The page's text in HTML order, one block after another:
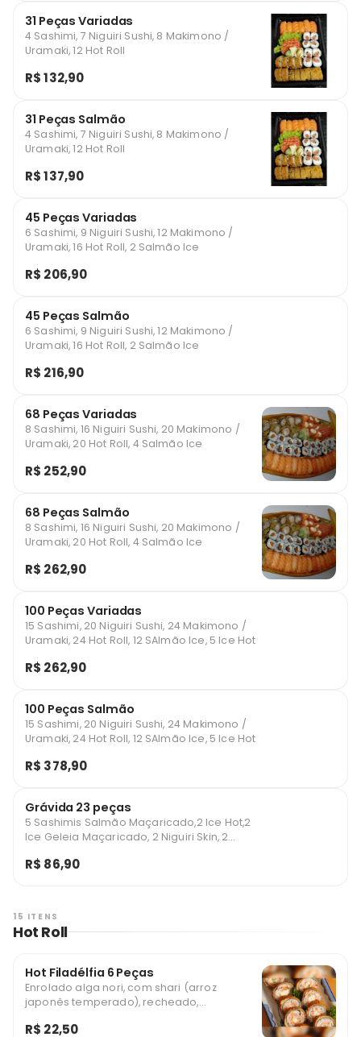
31 Peças Variadas
4 Sashimi, 7 Niguiri Sushi, 8 Makimono /
Uramaki, 12 Hot Roll
R$ 132,90
31 Peças Salmão
4 Sashimi, 7 Niguiri Sushi, 8 Makimono /
Uramaki, 12 Hot Roll
R$ 137,90
45 Peças Variadas
6 Sashimi, 9 Niguiri Sushi, 12 Makimono /
Uramaki, 16 Hot Roll, 2 Salmão Ice
R$ 206,90
45 Peças Salmão
6 Sashimi, 9 Niguiri Sushi, 12 Makimono /
Uramaki, 16 Hot Roll, 2 Salmão Ice
R$ 216,90
68 Peças Variadas
8 Sashimi, 16 Niguiri Sushi, 20 Makimono /
Uramaki, 20 Hot Roll, 4 Salmão Ice
R$ 252,90
68 Peças Salmão
8 Sashimi, 16 Niguiri Sushi, 20 Makimono /
Uramaki, 20 Hot Roll, 4 Salmão Ice
R$ 262,90
100 Peças Variadas
15 Sashimi, 20 Niguiri Sushi, 24 Makimono /
Uramaki, 24 Hot Roll, 12 SAlmão Ice, 5 Ice Hot
R$ 262,90
100 Peças Salmão
15 Sashimi, 20 Niguiri Sushi, 24 Makimono /
Uramaki, 24 Hot Roll, 12 SAlmão Ice, 5 Ice Hot
R$ 378,90
Grávida 23 peças
5 Sashimis Salmão Maçaricado,2 Ice Hot,2
Ice Geleia Maçaricado, 2 Niguiri Skin, 2
Uramaki Califórnia, 2 Uramaki Kani, 4
R$ 86,90
15 ITENS
Hot Roll
Hot Filadélfia 6 Peças
Enrolado alga nori, com shari (arroz
japonês temperado), recheado,
frito *imagem ilustrativa
R$ 22,50